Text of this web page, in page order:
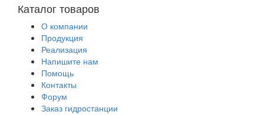
Каталог товаров
О компании
Продукция
Реализация
Напишите нам
Помощь
Контакты
Форум
Заказ гидростанции